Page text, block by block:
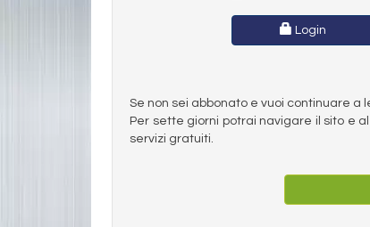
Login
Se non sei abbonato e vuoi continuare a
Per sette giorni potrai navigare il sito e
servizi gratuiti.